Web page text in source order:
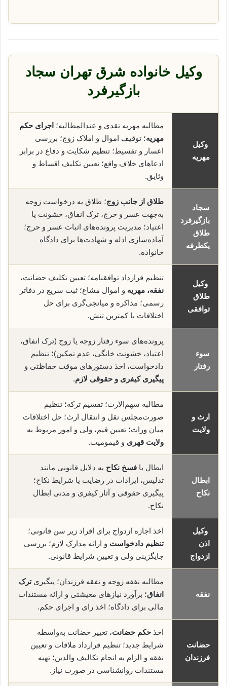
وکیل خانواده شرق تهران سجاد
بازگیرفرد
وکیل
مهریه
مطالبه مهریه نقدی و عندالمطالبه؛ اجرای حکم
مهریه؛ توقیف اموال و املاک زوج؛ بررسی
اعسار و تقسیط؛ تنظیم شکایت و دفاع در برابر
ادعاهای خلاف واقع؛ تعیین تکلیف اقساط و
وثایق.
سجاد
بازگیرفرد
طلاق
یکطرفه
طلاق از جانب زوج؛ طلاق به درخواست زوجه
به‌جهت عسر و حرج، ترک انفاق، خشونت یا
اعتیاد؛ مدیریت پرونده‌های اثبات عسر و حرج؛
آماده‌سازی ادله و شهادت‌ها برای دادگاه
خانواده.
وکیل
طلاق
توافقی
تنظیم قرارداد توافقنامه؛ تعیین تکلیف حضانت،
نفقه، مهریه و اموال مشاع؛ ثبت سریع در دفاتر
رسمی؛ مذاکره و میانجی‌گری برای حل
اختلافات با کمترین تنش.
سوء
رفتار
پرونده‌های سوء رفتار زوجه یا زوج (ترک انفاق،
اعتیاد، خشونت خانگی، عدم تمکین)؛ تنظیم
دادخواست، اخذ دستورهای موقت حفاظتی و
پیگیری کیفری و حقوقی لازم.
ارث و
ولایت
مطالبه سهم‌الارث؛ تقسیم ترکه؛ تنظیم
صورت‌مجلس نقل و انتقال ارث؛ حل اختلافات
میان وراث؛ تعیین قیم، ولی و امور مربوط به
ولایت قهری و قیمومیت.
ابطال
نکاح
ابطال یا فسخ نکاح به دلایل قانونی مانند
تدلیس، ایرادات در رضایت یا شرایط نکاح؛
پیگیری حقوقی و آثار کیفری و مدنی ابطال
نکاح.
وکیل
اذن
ازدواج
اخذ اجازه ازدواج برای افراد زیر سن قانونی؛
تنظیم دادخواست و ارائه مدارک لازم؛ بررسی
جایگزینی ولی و تعیین شرایط قانونی.
نفقه
مطالبه نفقه زوجه و نفقه فرزندان؛ پیگیریترک
انفاق؛ برآورد نیازهای معیشتی و ارائه مستندات
مالی برای دادگاه؛ اخذ رای و اجرای حکم.
حضانت
فرزندان
اخذ حکم حضانت، تغییر حضانت به‌واسطه
شرایط جدید؛ تنظیم قرارداد ملاقات و تعیین
نفقه و الزام به انجام تکالیف والدین؛ تهیه
مستندات روانشناسی در صورت نیاز.